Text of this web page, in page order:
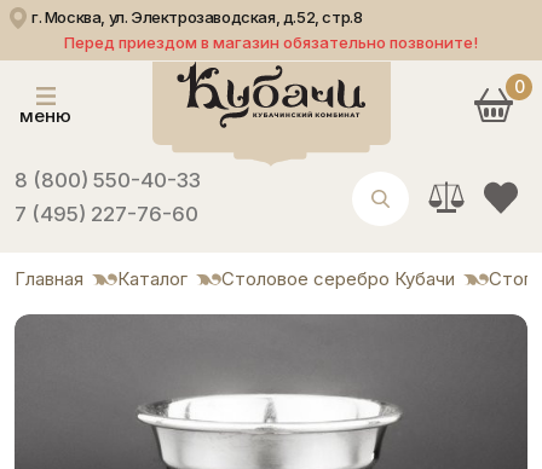
г. Москва, ул. Электрозаводская, д.52, стр.8
Перед приездом в магазин обязательно позвоните!
меню
8 (800) 550-40-33
7 (495) 227-76-60
0
Главная Каталог Столовое серебро Кубачи